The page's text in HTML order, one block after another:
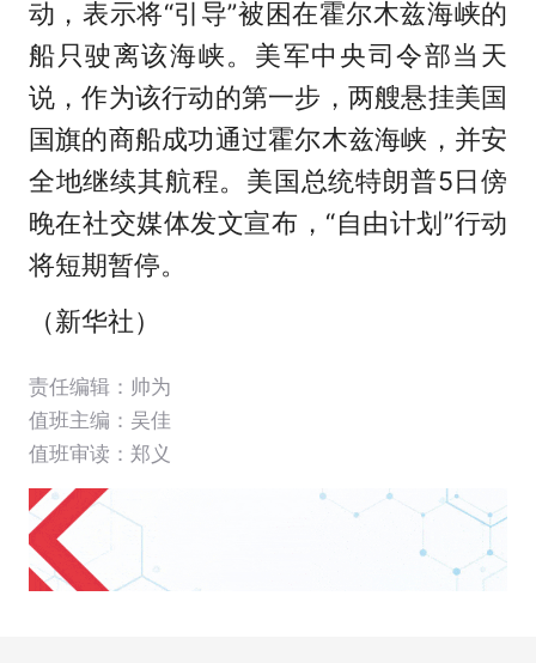
动，表示将“引导”被困在霍尔木兹海峡的
船只驶离该海峡。美军中央司令部当天
说，作为该行动的第一步，两艘悬挂美国
国旗的商船成功通过霍尔木兹海峡，并安
全地继续其航程。美国总统特朗普5日傍
晚在社交媒体发文宣布，“自由计划”行动
将短期暂停。
（新华社）
责任编辑：帅为
值班主编： 吴佳
值班审读：郑义